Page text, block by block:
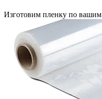
Изготовим пленку по вашим